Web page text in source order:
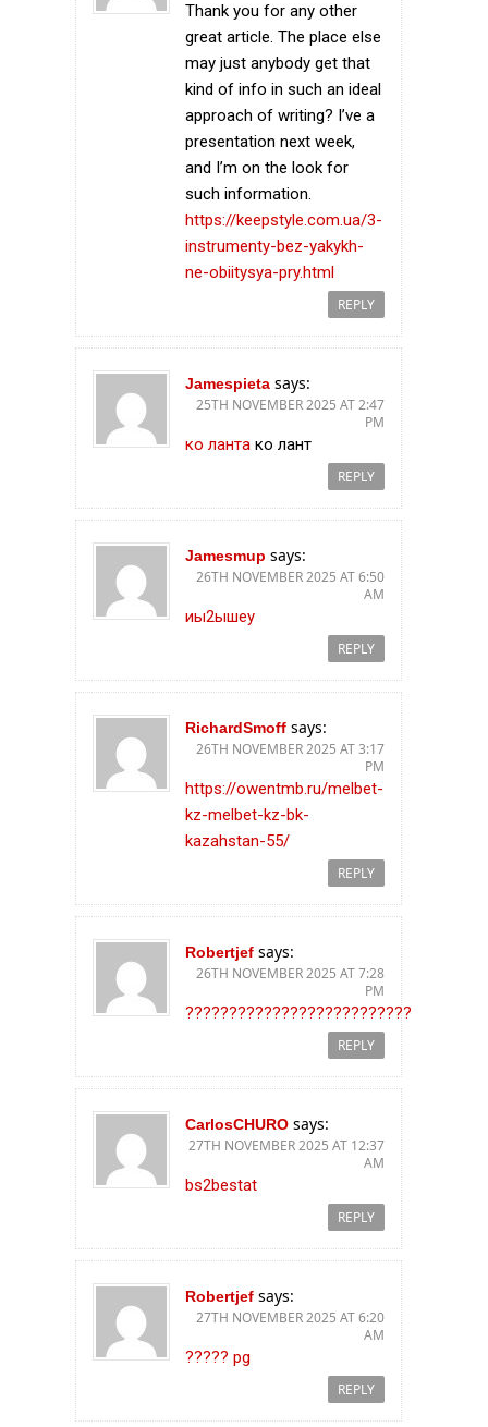
Thank you for any other
great article. The place else
may just anybody get that
kind of info in such an ideal
approach of writing? I’ve a
presentation next week,
and I’m on the look for
such information.
https://keepstyle.com.ua/3-
instrumenty-bez-yakykh-
ne-obiitysya-pry.html
REPLY
Jamespieta says:
25TH NOVEMBER 2025 AT 2:47
PM
ко ланта ко лант
REPLY
Jamesmup says:
26TH NOVEMBER 2025 AT 6:50
AM
иы2ышеу
REPLY
RichardSmoff says:
26TH NOVEMBER 2025 AT 3:17
PM
https://owentmb.ru/melbet-
kz-melbet-kz-bk-
kazahstan-55/
REPLY
Robertjef says:
26TH NOVEMBER 2025 AT 7:28
PM
??????????????????????????
REPLY
CarlosCHURO says:
27TH NOVEMBER 2025 AT 12:37
AM
bs2bestat
REPLY
Robertjef says:
27TH NOVEMBER 2025 AT 6:20
AM
????? pg
REPLY